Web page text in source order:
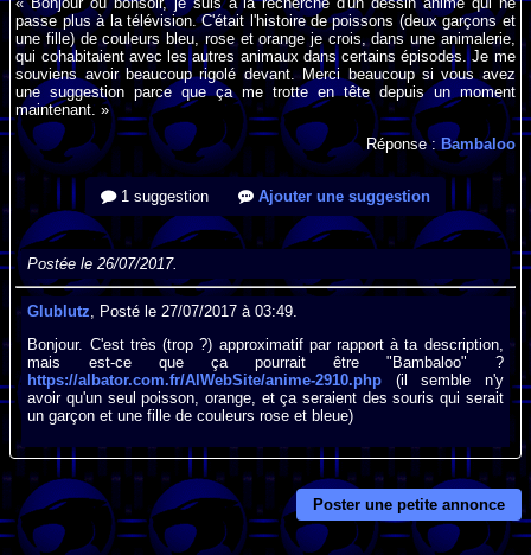
passe plus à la télévision. C'était l'histoire de poissons (deux garçons et
une fille) de couleurs bleu, rose et orange je crois, dans une animalerie,
qui cohabitaient avec les autres animaux dans certains épisodes. Je me
souviens avoir beaucoup rigolé devant. Merci beaucoup si vous avez
une suggestion parce que ça me trotte en tête depuis un moment
maintenant. »
Réponse : Bambaloo
1 suggestion Ajouter une suggestion
Postée le 26/07/2017.
Glublutz , Posté le 27/07/2017 à 03:49.
Bonjour. C'est très (trop ?) approximatif par rapport à ta description,
mais est-ce que ça pourrait être "Bambaloo" ?
https://albator.com.fr/AlWebSite/anime-2910.php (il semble n'y
avoir qu'un seul poisson, orange, et ça seraient des souris qui serait
un garçon et une fille de couleurs rose et bleue)
Poster une petite annonce